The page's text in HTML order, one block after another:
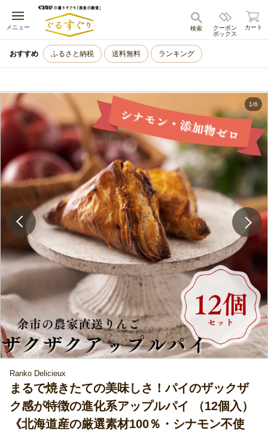
メニュー
キャンセル
クーポン
ボックス
検索 カート
おすすめ ふるさと納税 送料無料 ランキング
1/6
Ranko Delicieux
まるで焼きたての美味しさ！パイのザックザ
ク感が特徴の進化系アップルパイ （12個入）
《北海道産の厳選素材100％・シナモン不使